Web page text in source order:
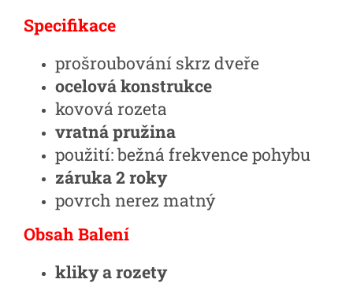
Specifikace
prošroubování skrz dveře
ocelová konstrukce
kovová rozeta
vratná pružina
použití: bežná frekvence pohybu
záruka 2 roky
povrch nerez matný
Obsah Balení
kliky a rozety